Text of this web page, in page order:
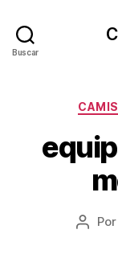
Buscar
Autor
Por